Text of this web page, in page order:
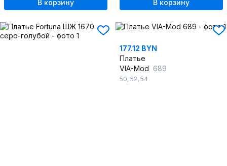
В корзину В корзину
177.12 BYN
Платье
VIA-Mod 689
50, 52, 54